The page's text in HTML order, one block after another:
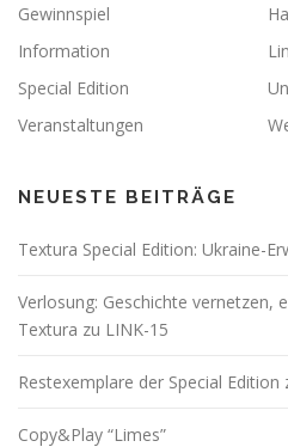
Gewinnspiel
Information
Special Edition
Veranstaltungen
NEUESTE BEITRÄGE
Textura Special Edition: Ukraine-
Verlosung: Geschichte vernetzen,
Textura zu LINK-15
Restexemplare der Special Edition
Copy&Play “Limes”